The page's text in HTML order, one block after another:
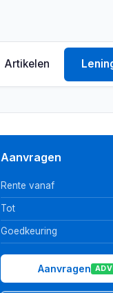
Artikelen
Aanvragen
Rente vanaf
Tot
Goedkeuring
Aanvragen